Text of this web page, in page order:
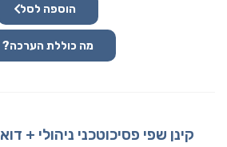
הוספה לסל
מה כוללת הערכה?
קינן שפי פסיכוטכני ניהולי +